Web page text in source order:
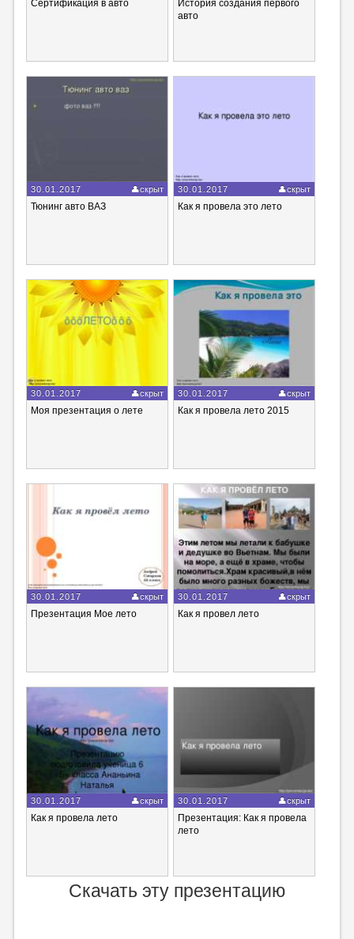
Сертификация в авто
История создания первого
авто
30.01.2017 скрыт
Тюнинг авто ВАЗ
30.01.2017 скрыт
Как я провела это лето
30.01.2017 скрыт
Моя презентация о лете
30.01.2017 скрыт
Как я провела лето 2015
30.01.2017 скрыт
Презентация Мое лето
30.01.2017 скрыт
Как я провел лето
30.01.2017 скрыт
Как я провела лето
30.01.2017 скрыт
Презентация: Как я провела
лето
Скачать эту презентацию